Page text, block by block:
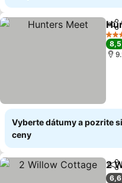
3
8,5
Vyberte dátumy a pozrite
ceny
2
6,6